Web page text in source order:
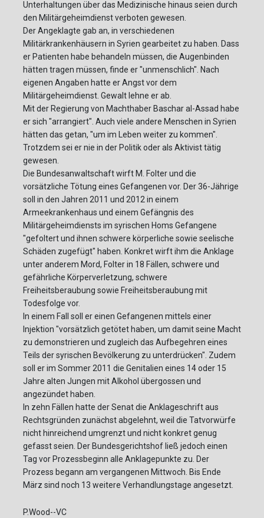
Unterhaltungen über das Medizinische hinaus seien durch
den Militärgeheimdienst verboten gewesen.
Der Angeklagte gab an, in verschiedenen
Militärkrankenhäusern in Syrien gearbeitet zu haben. Dass
er Patienten habe behandeln müssen, die Augenbinden
hätten tragen müssen, finde er "unmenschlich". Nach
eigenen Angaben hatte er Angst vor dem
Militärgeheimdienst. Gewalt lehne er ab.
Mit der Regierung von Machthaber Baschar al-Assad habe
er sich "arrangiert". Auch viele andere Menschen in Syrien
hätten das getan, "um im Leben weiter zu kommen".
Trotzdem sei er nie in der Politik oder als Aktivist tätig
gewesen.
Die Bundesanwaltschaft wirft M. Folter und die
vorsätzliche Tötung eines Gefangenen vor. Der 36-Jährige
soll in den Jahren 2011 und 2012 in einem
Armeekrankenhaus und einem Gefängnis des
Militärgeheimdiensts im syrischen Homs Gefangene
"gefoltert und ihnen schwere körperliche sowie seelische
Schäden zugefügt" haben. Konkret wirft ihm die Anklage
unter anderem Mord, Folter in 18 Fällen, schwere und
gefährliche Körperverletzung, schwere
Freiheitsberaubung sowie Freiheitsberaubung mit
Todesfolge vor.
In einem Fall soll er einen Gefangenen mittels einer
Injektion "vorsätzlich getötet haben, um damit seine Macht
zu demonstrieren und zugleich das Aufbegehren eines
Teils der syrischen Bevölkerung zu unterdrücken". Zudem
soll er im Sommer 2011 die Genitalien eines 14 oder 15
Jahre alten Jungen mit Alkohol übergossen und
angezündet haben.
In zehn Fällen hatte der Senat die Anklageschrift aus
Rechtsgründen zunächst abgelehnt, weil die Tatvorwürfe
nicht hinreichend umgrenzt und nicht konkret genug
gefasst seien. Der Bundesgerichtshof ließ jedoch einen
Tag vor Prozessbeginn alle Anklagepunkte zu. Der
Prozess begann am vergangenen Mittwoch. Bis Ende
März sind noch 13 weitere Verhandlungstage angesetzt.
P.Wood--VC